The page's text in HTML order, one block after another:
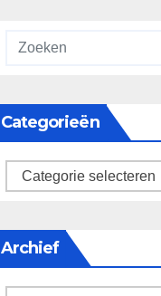
Categorieën
categorieën
Archief